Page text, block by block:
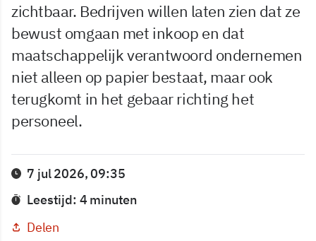
zichtbaar. Bedrijven willen laten zien dat ze
bewust omgaan met inkoop en dat
maatschappelijk verantwoord ondernemen
niet alleen op papier bestaat, maar ook
terugkomt in het gebaar richting het
personeel.
7 jul 2026, 09:35
Leestijd: 4 minuten
Delen